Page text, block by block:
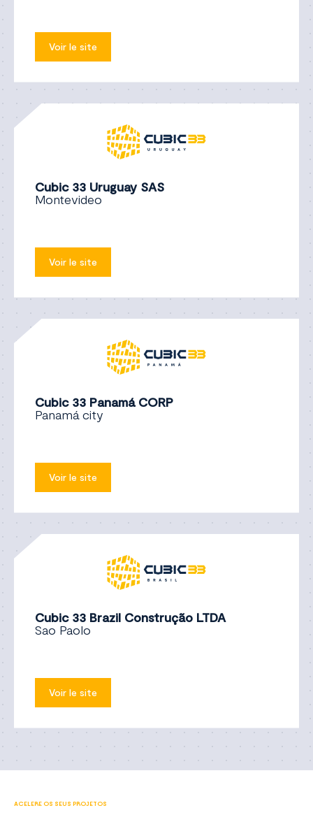
Voir le site
Cubic 33 Uruguay SAS
Montevideo
Voir le site
Cubic 33 Panamá CORP
Panamá city
Voir le site
Cubic 33 Brazil Construção LTDA
Sao Paolo
Voir le site
ACELERE OS SEUS PROJETOS